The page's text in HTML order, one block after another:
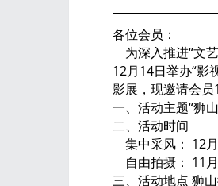
各位会员：
为深入推进“文
12月14日举办“影
影展，现邀请会员
一、活动主题 “狮
二、活动时间
集中采风： 12
自由拍摄： 11
三、活动地点 狮